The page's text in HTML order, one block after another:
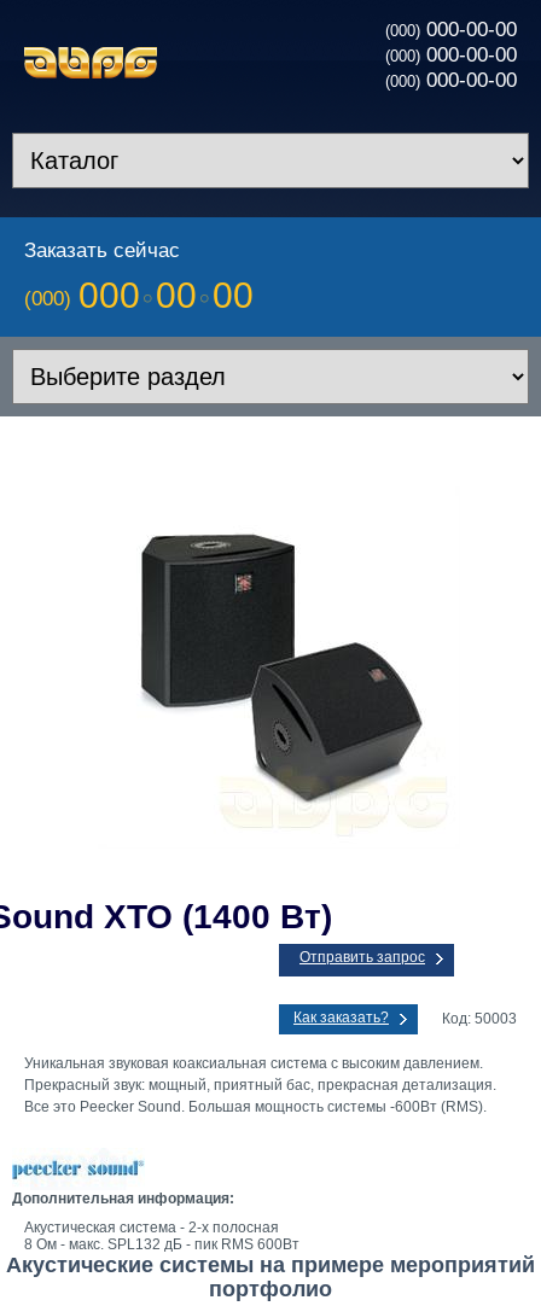
(000) 000-00-00
(000) 000-00-00
(000) 000-00-00
Заказать сейчас
(000) 000 00 00
XTO (1400 Вт)
Отправить запрос
Как заказать? Код: 50003
Уникальная звуковая коаксиальная система с высоким давлением.
Прекрасный звук: мощный, приятный бас, прекрасная детализация.
Все это Peecker Sound. Большая мощность системы -600Вт (RMS).
Дополнительная информация:
Акустическая система - 2-x полосная
8 Ом - макс. SPL132 дБ - пик RMS 600Вт
Акустические системы на примере мероприятий
портфолио